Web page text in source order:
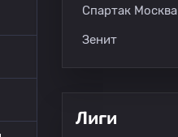
Спартак Москва
Зенит
Лиги